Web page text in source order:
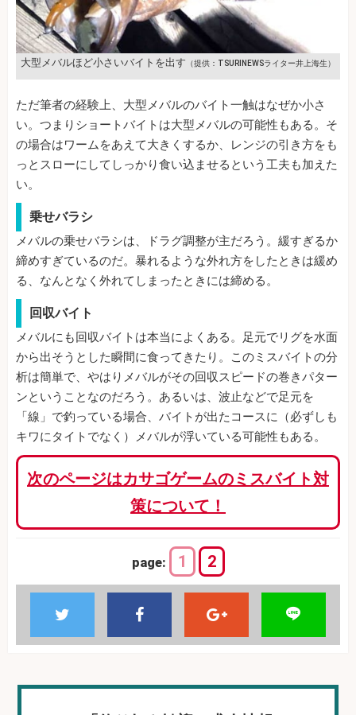
大型メバルほど小さいバイトを出す （提供：TSURINEWSライター井上海生）
ただ筆者の経験上、大型メバルのバイト一触はなぜか小さ
い。つまりショートバイトは大型メバルの可能性もある。そ
の場合はワームをあえて大きくするか、レンジの引き方をも
っとスローにしてしっかり食い込ませるという工夫も加えた
い。
乗せバラシ
メバルの乗せバラシは、ドラグ調整が主だろう。緩すぎるか
締めすぎているのだ。暴れるような外れ方をしたときは緩め
る、なんとなく外れてしまったときには締める。
回収バイト
メバルにも回収バイトは本当によくある。足元でリグを水面
から出そうとした瞬間に食ってきたり。このミスバイトの分
析は簡単で、やはりメバルがその回収スピードの巻きパター
ンということなのだろう。あるいは、波止などで足元を
「線」で釣っている場合、バイトが出たコースに（必ずしも
キワにタイトでなく）メバルが浮いている可能性もある。
次のページはカサゴゲームのミスバイト対
策について！
page: 1 2